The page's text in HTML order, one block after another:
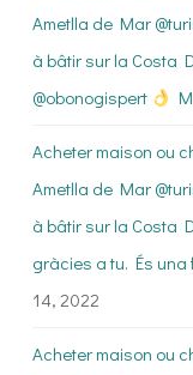
Ametlla de Mar
à bâtir sur la Costa
@obonogispert
Acheter maison ou
Ametlla de Mar
à bâtir sur la Costa
gràcies a tu. És una
14, 2022
Acheter maison ou